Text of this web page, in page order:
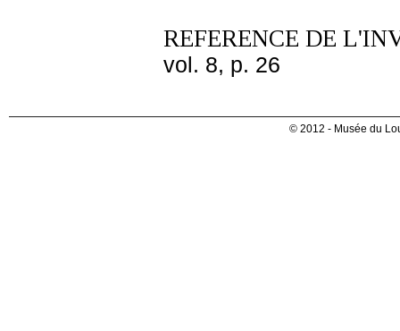
REFERENCE DE
vol. 8, p. 26
© 2012 - Musée du